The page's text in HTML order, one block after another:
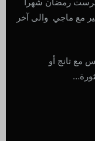
مع ماجي والى آخر
مع تانج أو